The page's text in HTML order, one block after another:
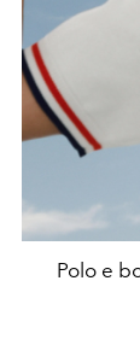
Polo e